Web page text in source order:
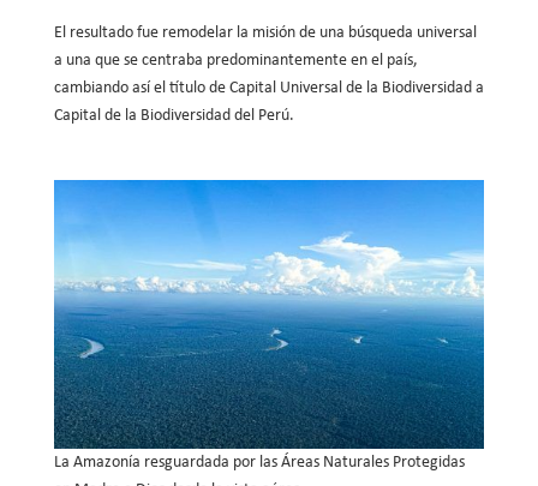
El resultado fue remodelar la misión de una búsqueda universal
a una que se centraba predominantemente en el país,
cambiando así el título de Capital Universal de la Biodiversidad a
Capital de la Biodiversidad del Perú.
La Amazonía resguardada por las Áreas Naturales Protegidas